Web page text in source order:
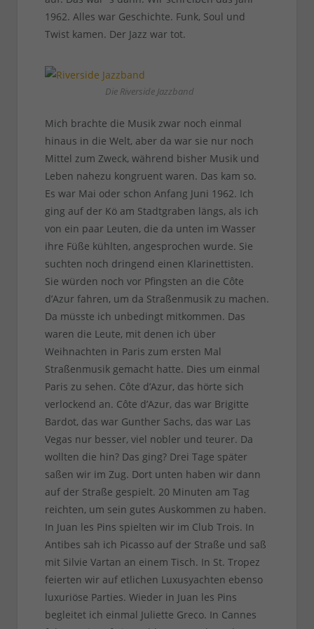
1962. Alles war Geschichte. Funk, Soul und
Twist kamen. Der Jazz war tot.
Die Riverside Jazzband
Mich brachte die Musik zwar noch einmal
hinaus in die Welt, aber da war sie nur noch
Mittel zum Zweck, während bisher Musik und
Leben nahezu kongruent waren. Das kam so.
Es war Mai oder schon Anfang Juni 1962. Ich
ging auf der Kö am Stadtgraben längs, als ich
von ein paar Leuten, die da unten im Wasser
ihre Füße kühlten, angesprochen wurde. Sie
suchten noch dringend einen Klarinettisten.
Sie würden noch vor Pfingsten an die Côte
d’Azur fahren, um da Straßenmusik zu machen.
Da müsste ich unbedingt mitkommen. Das
waren die Leute, mit denen ich über
Weihnachten in Paris zum ersten Mal
Straßenmusik gemacht hatte. Dies um einmal
Paris zu sehen. Côte d’Azur, das hörte sich
verlockend an. Côte d’Azur, das war Brigitte
Bardot, das war Gunther Sachs, das war Las
Vegas nur besser, viel nobler und teurer. Da
wollten die hin? Das ging? Drei Tage später
saßen wir im Zug. Dort unten haben wir dann
auf der Straße gespielt. 20 Minuten am Tag
reichten, um sein gutes Auskommen zu haben.
In Juan les Pins spielten wir im Club Trois. In
Antibes sah ich Picasso auf der Straße und saß
mit Silvie Vartan an einem Tisch. In St. Tropez
feierten wir auf etlichen Luxusyachten ebenso
luxuriöse Parties. Wieder in Juan les Pins
begleitet ich einmal Juliette Greco. In Cannes